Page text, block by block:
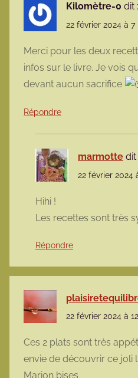
Kilomètre-0 dit :
22 février 2024 à
Merci pour les deux
infos sur le livre. Je vois
devant aucun sacrifice
Répondre
marmotte dit
22 février 2024
Hihi !
Les recettes sont très
Répondre
22 février 2024 à
Ces 2 plats sont très
envie de découvrir ce joli
Marion bises